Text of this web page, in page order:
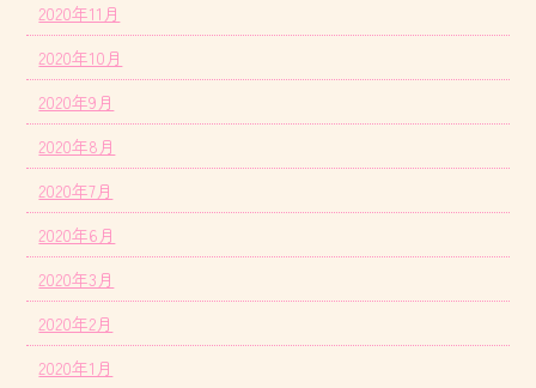
2020年11月
2020年10月
2020年9月
2020年8月
2020年7月
2020年6月
2020年3月
2020年2月
2020年1月